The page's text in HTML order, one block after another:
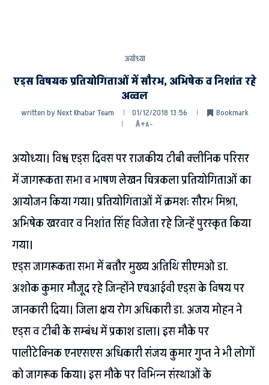
अयोध्या
एड्स विषयक प्रतियोगिताओं में सौरभ, अभिषेक व निशांत रहे
अव्वल
written byNext Khabar Team 01/12/2018 13:56
Bookmark
A+A-
अयोध्या। विश्व एड्स दिवस पर राजकीय टीबी क्लीनिक परिसर
में जागरूकता सभा व भाषण लेखन चित्रकला प्रतियोगिताओं का
आयोजन किया गया। प्रतियोगिताओं में क्रमशः सौरभ मिश्रा,
अभिषेक खरवार व निशांत सिंह विजेता रहे जिन्हें पुरस्कृत किया
गया।
एड्स जागरूकता सभा में बतौर मुख्य अतिथि सीएमओ डा.
अशोक कुमार मौजूद रहे जिन्होंने एचआईवी एड्स के विषय पर
जानकारी दिया। जिला क्षय रोग अधिकारी डा. अजय मोहन ने
एड्स व टीबी के सम्बंध में प्रकाश डाला। इस मौके पर
पालीटेक्निक एनएसएस अधिकारी संजय कुमार गुप्त ने भी लोगों
को जागरूक किया। इस मौके पर विभिन्न संस्थाओं के